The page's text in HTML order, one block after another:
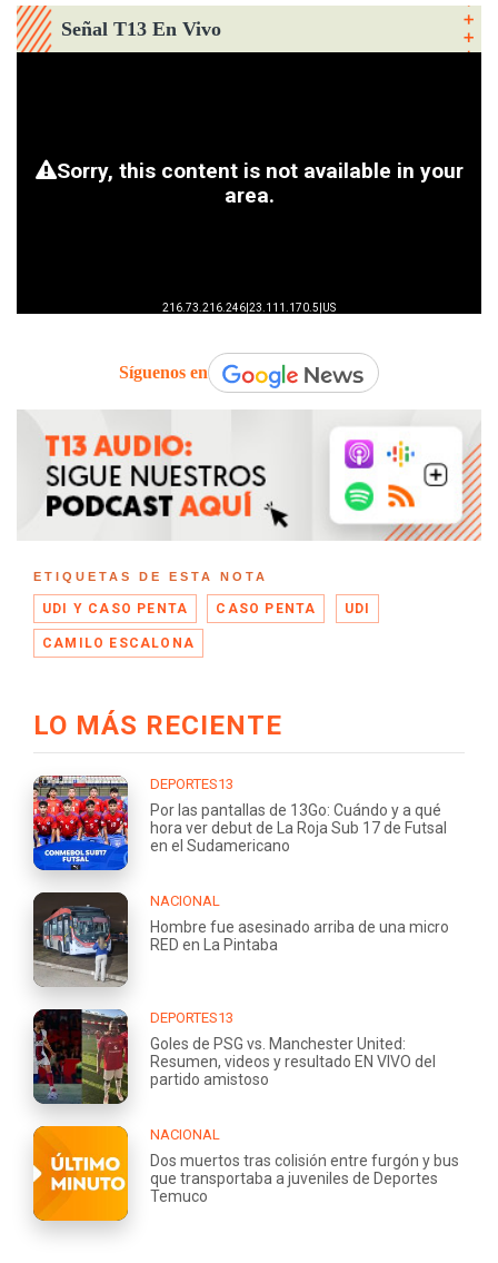
Señal T13 En Vivo
Síguenos en
ETIQUETAS DE ESTA NOTA
UDI Y CASO PENTA CASO PENTA UDI
CAMILO ESCALONA
LO MÁS RECIENTE
DEPORTES13
Por las pantallas de 13Go: Cuándo y a qué
hora ver debut de La Roja Sub 17 de Futsal
en el Sudamericano
NACIONAL
Hombre fue asesinado arriba de una micro
RED en La Pintaba
DEPORTES13
Goles de PSG vs. Manchester United:
Resumen, videos y resultado EN VIVO del
partido amistoso
NACIONAL
Dos muertos tras colisión entre furgón y bus
que transportaba a juveniles de Deportes
Temuco